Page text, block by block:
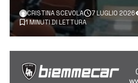
CRISTINA SCEVOLA 7 LUGLIO 2026
1 MINUTI DI LETTURA